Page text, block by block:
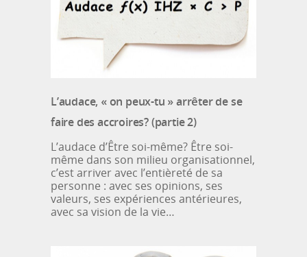
L’audace, « on peux-tu » arrêter de se
faire des accroires? (partie 2)
L’audace d’Être soi-même? Être soi-
même dans son milieu organisationnel,
c’est arriver avec l’entièreté de sa
personne : avec ses opinions, ses
valeurs, ses expériences antérieures,
avec sa vision de la vie…